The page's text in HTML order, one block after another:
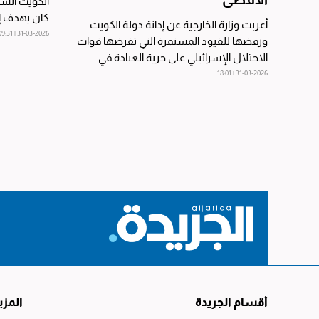
أعربت وزارة الخارجية عن إدانة دولة الكويت
ورفضها للقيود المستمرة التي تفرضها قوات
الاحتلال الإسرائيلي على حرية العبادة في
القدس...
31-03-2026 | 18:01
كان يهدف
31-03-2026 | 09:31
أقسام الجريدة